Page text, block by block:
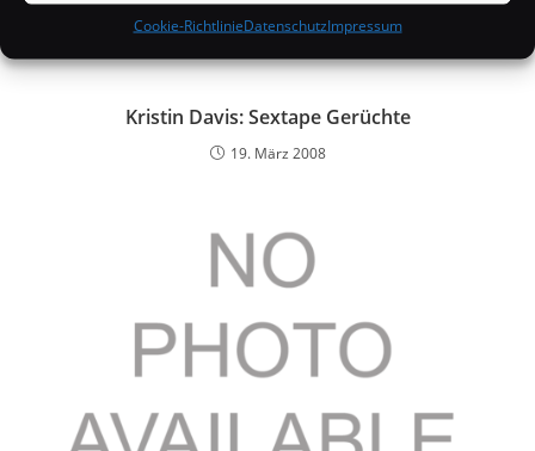
Cookie-RichtlinieDatenschutzImpressum
Kristin Davis: Sextape Gerüchte
19. März 2008